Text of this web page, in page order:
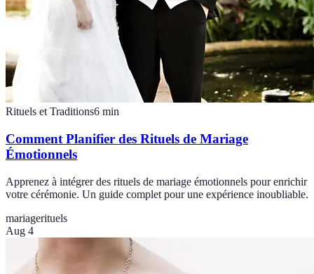
Rituels et Traditions6 min
Comment Planifier des Rituels de Mariage
Émotionnels
Apprenez à intégrer des rituels de mariage émotionnels pour enrichir
votre cérémonie. Un guide complet pour une expérience inoubliable.
mariagerituels
Aug 4